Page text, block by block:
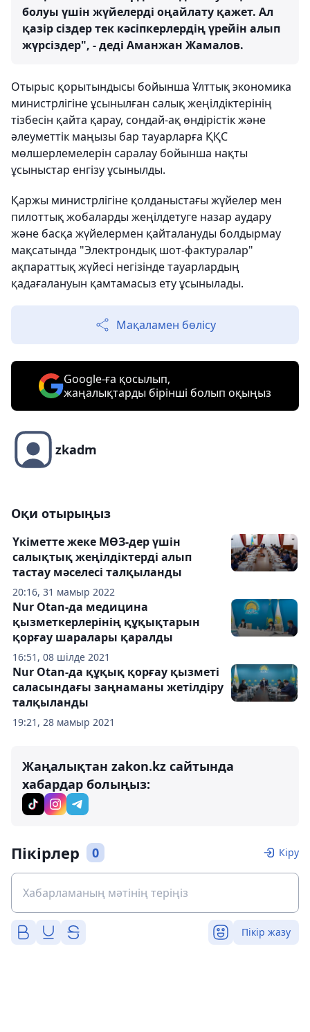
болуы үшін жүйелерді оңайлату қажет. Ал
қазір сіздер тек кәсіпкерлердің үрейін алып
жүрсіздер", - деді Аманжан Жамалов.
Отырыс қорытындысы бойынша Ұлттық экономика
министрлігіне ұсынылған салық жеңілдіктерінің
тізбесін қайта қарау, сондай-ақ өндірістік және
әлеуметтік маңызы бар тауарларға ҚҚС
мөлшерлемелерін саралау бойынша нақты
ұсыныстар енгізу ұсынылды.
Қаржы министрлігіне қолданыстағы жүйелер мен
пилоттық жобаларды жеңілдетуге назар аудару
және басқа жүйелермен қайталануды болдырмау
мақсатында "Электрондық шот-фактуралар"
ақпараттық жүйесі негізінде тауарлардың
қадағалануын қамтамасыз ету ұсынылады.
Мақаламен бөлісу
Google-ға қосылып,
жаңалықтарды бірінші болып оқыңыз
zkadm
Оқи отырыңыз
20:16, 31 мамыр 2022
Үкіметте жеке МӨЗ-дер үшін
салықтық жеңілдіктерді алып
тастау мәселесі талқыланды
16:51, 08 шілде 2021
Nur Otan-да медицина
қызметкерлерінің құқықтарын
қорғау шаралары қаралды
19:21, 28 мамыр 2021
Nur Otan-да құқық қорғау қызметі
саласындағы заңнаманы жетілдіру
талқыланды
Жаңалықтан zakon.kz сайтында
хабардар болыңыз:
Пікірлер 0 Кіру
Пікір жазу